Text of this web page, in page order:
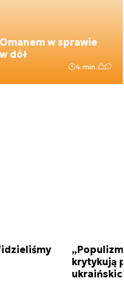
w sprawie
dół
4 min.
krytykują